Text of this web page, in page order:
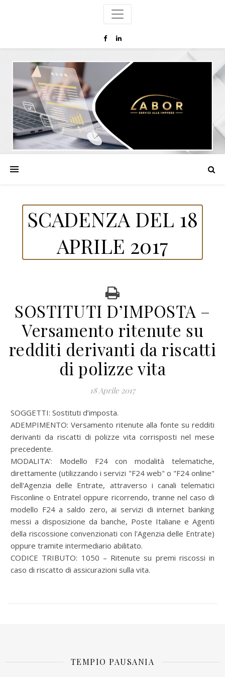
SCADENZA DEL 18
APRILE 2017
SOSTITUTI D’IMPOSTA –
Versamento ritenute su
redditi derivanti da riscatti
di polizze vita
18 Aprile 2017
SOGGETTI: Sostituti d’imposta.
ADEMPIMENTO: Versamento ritenute alla fonte su redditi
derivanti da riscatti di polizze vita corrisposti nel mese
precedente.
MODALITA’: Modello F24 con modalità telematiche,
direttamente (utilizzando i servizi "F24 web" o "F24 online"
dell'Agenzia delle Entrate, attraverso i canali telematici
Fisconline o Entratel oppure ricorrendo, tranne nel caso di
modello F24 a saldo zero, ai servizi di internet banking
messi a disposizione da banche, Poste Italiane e Agenti
della riscossione convenzionati con l'Agenzia delle Entrate)
oppure tramite intermediario abilitato.
CODICE TRIBUTO: 1050 – Ritenute su premi riscossi in
caso di riscatto di assicurazioni sulla vita.
TEMPIO PAUSANIA